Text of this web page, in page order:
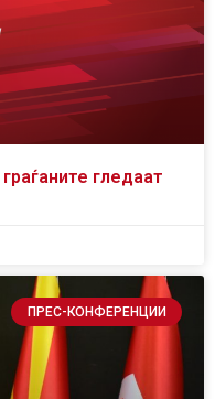
гледаат
ПРЕС-КОНФЕРЕНЦИИ